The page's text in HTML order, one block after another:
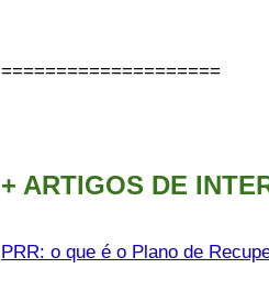
====================
+ ARTIGOS DE
PRR: o que é o Plano de